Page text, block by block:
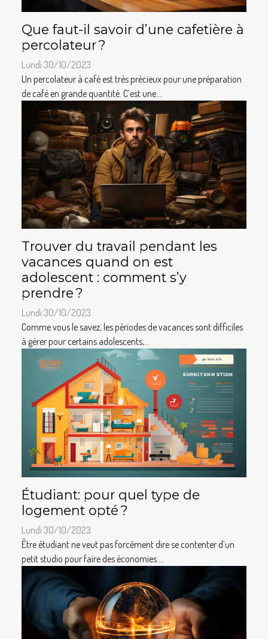
Que faut-il savoir d’une cafetière à
percolateur ?
Lundi 30/10/2023
Un percolateur à café est très précieux pour une préparation
de café en grande quantité. C’est une...
Trouver du travail pendant les
vacances quand on est
adolescent : comment s’y
prendre ?
Lundi 30/10/2023
Comme vous le savez, les périodes de vacances sont difficiles
à gérer pour certains adolescents,...
Étudiant: pour quel type de
logement opté ?
Lundi 30/10/2023
Être étudiant ne veut pas forcément dire se contenter d’un
petit studio pour faire des économies....